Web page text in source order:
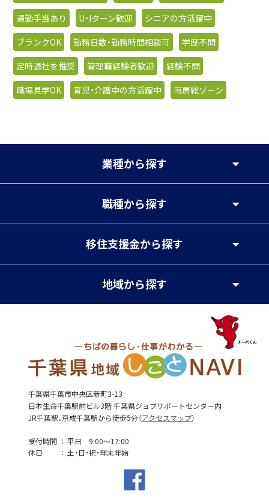
通勤手当あり
U・Iターン歓迎
シニアの方活躍中
ブランクOK
勤務日数・勤務時間相談可
学歴不問
定時退社を推奨
管理職経験者歓迎
経験不問
職場見学OK
育児・介護中の方活躍中 南房総ゾーン
業種から探す
職種から探す
移住支援金から探す
地域から探す
千葉県千葉市中央区新町3-13
日本生命千葉駅前ビル3階 千葉県ジョブサポートセンター内
JR千葉駅、京成千葉駅から徒歩5分（アクセスマップ）
受付時間
平日 9:00～17:00
休日
土・日・祝・年末年始